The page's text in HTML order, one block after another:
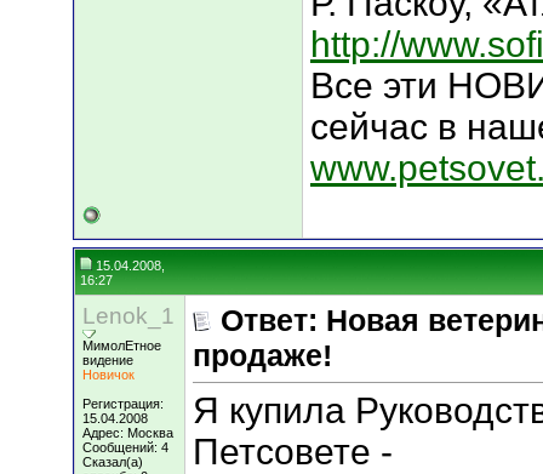
http://
Все эти
сейчас в
15.04.2008,
16:27
Lenok_1
МимолЕтное
видение
Новичок
Регистрация:
15.04.2008
Адрес: Москва
Сообщений: 4
Сказал(а)
Ответ: Новая
продаже!
Я купила
Петсовете -